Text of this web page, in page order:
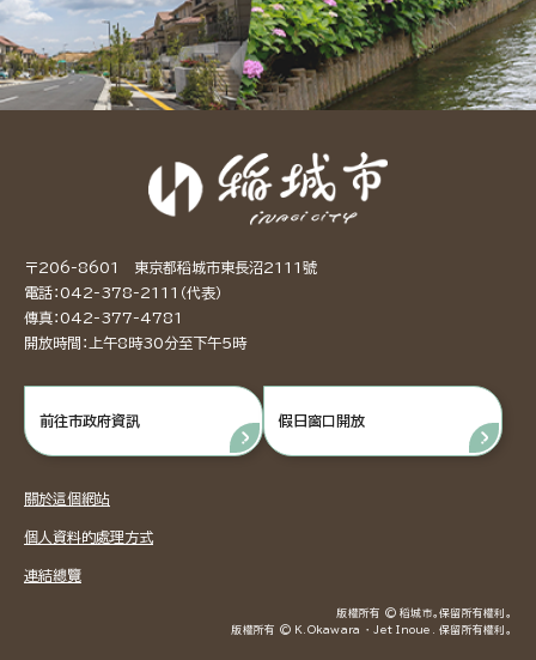
〒206-8601 東京都稻城市東長沼2111號
電話：042-378-2111（代表）
傳真：042-377-4781
開放時間：上午8時30分至下午5時
前往市政府資訊 假日窗口開放
關於這個網站
個人資料的處理方式
連結總覽
版權所有 © 稻城市。保留所有權利。
版權所有 © K.Okawara ・ Jet Inoue. 保留所有權利。